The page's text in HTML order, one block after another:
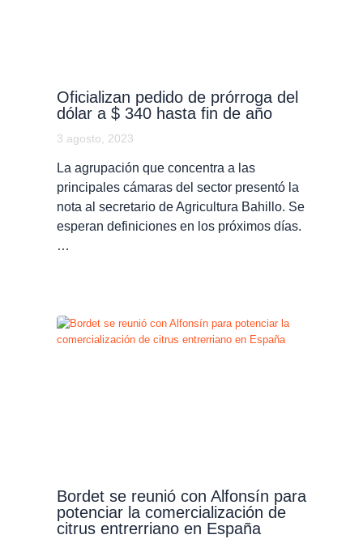
Oficializan pedido de prórroga del
dólar a $ 340 hasta fin de año
3 agosto, 2023
La agrupación que concentra a las
principales cámaras del sector presentó la
nota al secretario de Agricultura Bahillo. Se
esperan definiciones en los próximos días.
…
Bordet se reunió con Alfonsín para
potenciar la comercialización de
citrus entrerriano en España